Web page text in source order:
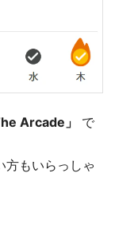
Arcade」
で
方もいらっしゃ